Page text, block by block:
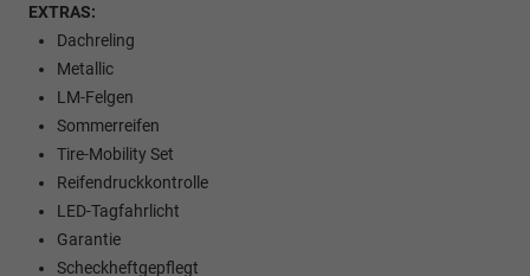
EXTRAS:
Dachreling
Metallic
LM-Felgen
Sommerreifen
Tire-Mobility Set
Reifendruckkontrolle
LED-Tagfahrlicht
Garantie
Scheckheftgepflegt